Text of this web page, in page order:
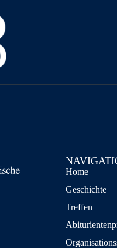
Home
Geschichte
Treffen